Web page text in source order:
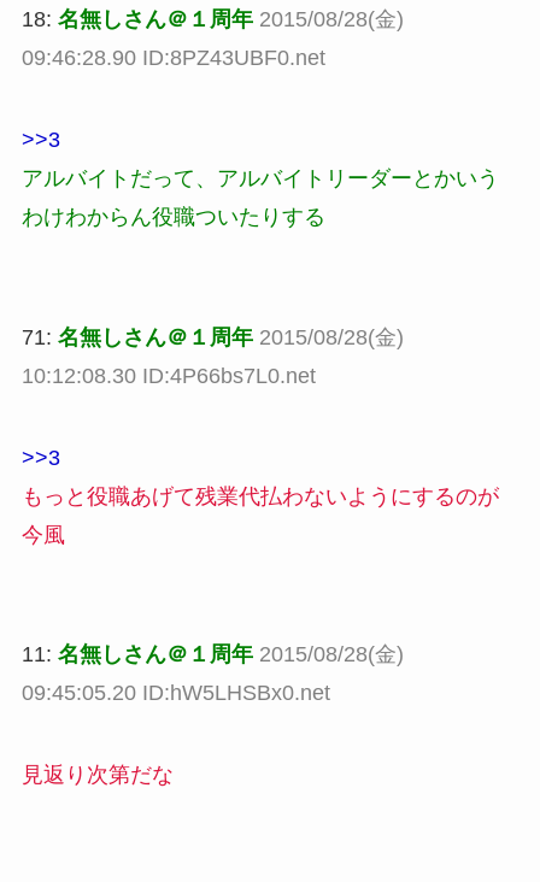
18: 名無しさん＠１周年 2015/08/28(金)
09:46:28.90 ID:8PZ43UBF0.net
>>3
アルバイトだって、アルバイトリーダーとかいう
わけわからん役職ついたりする
71: 名無しさん＠１周年 2015/08/28(金)
10:12:08.30 ID:4P66bs7L0.net
>>3
もっと役職あげて残業代払わないようにするのが
今風
11: 名無しさん＠１周年 2015/08/28(金)
09:45:05.20 ID:hW5LHSBx0.net
見返り次第だな